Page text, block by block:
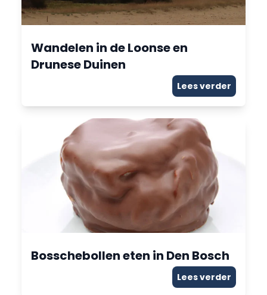
Wandelen in de Loonse en
Drunese Duinen
Lees verder
Bosschebollen eten in Den Bosch
Lees verder